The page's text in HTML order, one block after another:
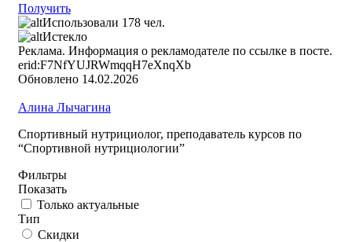
Получить
Использовали 178 чел.
Истекло
Реклама. Информация о рекламодателе по ссылке в посте.
erid:F7NfYUJRWmqqH7eXnqXb
Обновлено 14.02.2026
Алина Лычагина
Спортивный нутрициолог, преподаватель курсов по
“Спортивной нутрициологии”
Фильтры
Показать
Только актуальные
Тип
Скидки